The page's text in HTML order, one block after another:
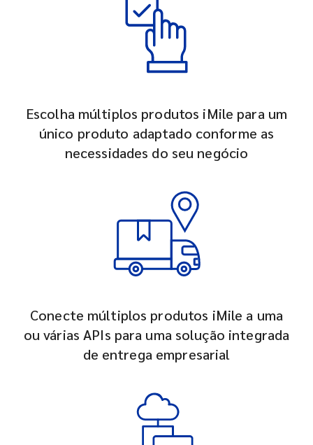
Escolha múltiplos produtos iMile para um
único produto adaptado conforme as
necessidades do seu negócio
Conecte múltiplos produtos iMile a uma
ou várias APIs para uma solução integrada
de entrega empresarial